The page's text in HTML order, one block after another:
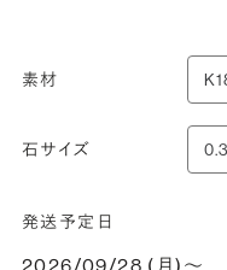
素材
石サイズ
発送予定日